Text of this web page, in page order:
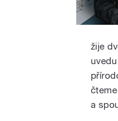
žije
a